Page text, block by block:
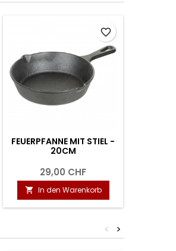
FEUERPFANNE MIT STIEL -
20CM
29,00 CHF
 In den Warenkorb
favorite_border
>
<